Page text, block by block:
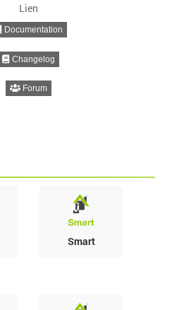
Lien
Documentation
Changelog
Forum
Smart